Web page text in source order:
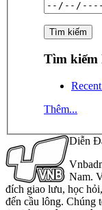
Tìm kiếm
Thêm...
Diễn
Nam.
đích giao lưu, học
đến cầu lông. Chúng